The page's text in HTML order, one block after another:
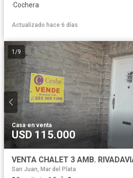
·Cochera
Actualizado hace 6 días
1 /9
Casa·en venta
USD 115.000
San Juan, Mar del Plata